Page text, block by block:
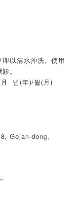
以清水沖洗。使用
。
月 년(年)/월(月)
Gojan-dong,